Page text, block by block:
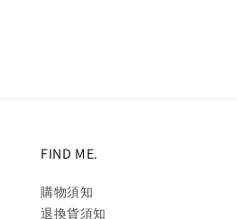
FIND ME.
購物須知
退換貨須知